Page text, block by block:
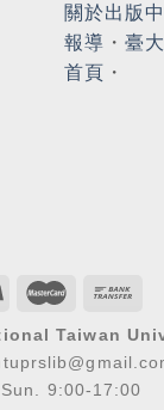
關於出版
報導 ・臺
首頁 ・
Taiwan
9:00-17:00